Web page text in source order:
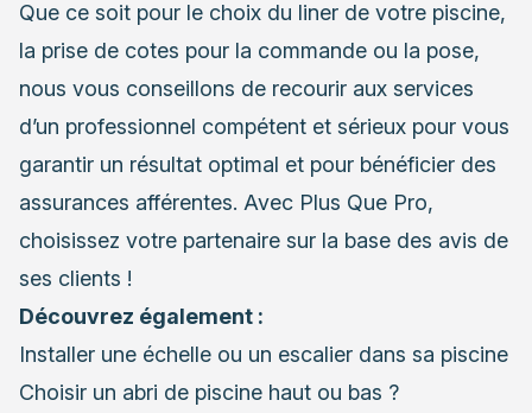
Que ce soit pour le choix du liner de votre piscine,
la prise de cotes pour la commande ou la pose,
nous vous conseillons de recourir aux services
d’un professionnel compétent et sérieux pour vous
garantir un résultat optimal et pour bénéficier des
assurances afférentes. Avec Plus Que Pro,
choisissez votre partenaire sur la base des avis de
ses clients !
Découvrez également :
Installer une échelle ou un escalier dans sa piscine
Choisir un abri de piscine haut ou bas ?